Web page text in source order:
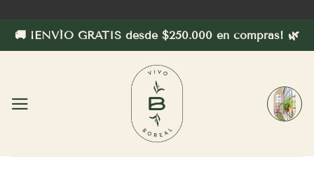
contenido
🚚 ¡ENVÍO GRATIS desde $250.000 en compras! 🌿